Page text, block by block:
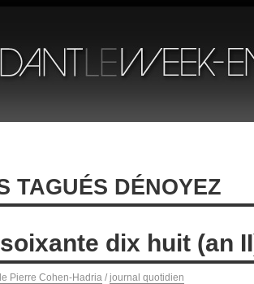
TAGUÉS DÉNOYEZ
dix huit (an
Pierre Cohen-Hadria / journal quotidien